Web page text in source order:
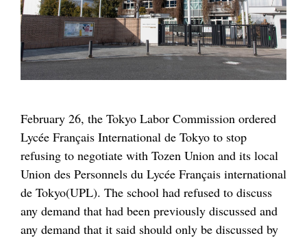
February 26, the Tokyo Labor Commission ordered
Lycée Français International de Tokyo to stop
refusing to negotiate with Tozen Union and its local
Union des Personnels du Lycée Français international
de Tokyo(UPL). The school had refused to discuss
any demand that had been previously discussed and
any demand that it said should only be discussed by